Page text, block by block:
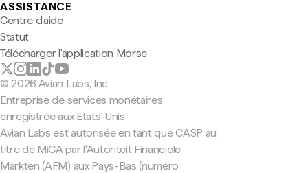
ASSISTANCE
Centre d'aide
Statut
Télécharger l'application Morse
© 2026 Avian Labs, Inc
Entreprise de services monétaires
enregistrée aux États-Unis
Avian Labs est autorisée en tant que CASP au
titre de MiCA par l'Autoriteit Financiële
Markten (AFM) aux Pays-Bas (numéro